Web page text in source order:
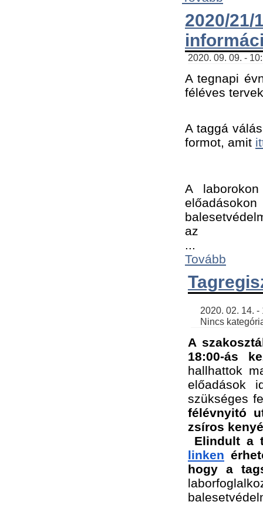
2020/
2020. 09. 09. -
A tegnapi
féléves
A taggá
formot, amit
A
az ﻿
Tovább
Nincs
A
18:00-ás
hallhattok
előadások
szükséges
félévnyitó
zsíros
Elindult a
linken
hogy a